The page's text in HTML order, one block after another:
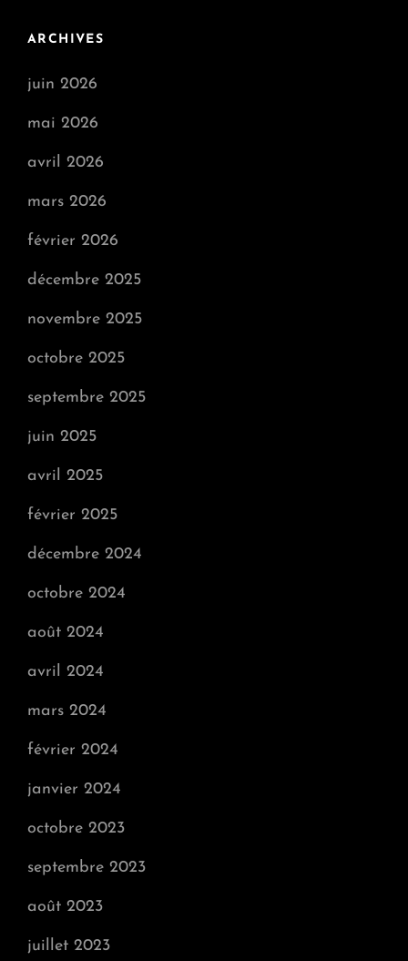
ARCHIVES
juin 2026
mai 2026
avril 2026
mars 2026
février 2026
décembre 2025
novembre 2025
octobre 2025
septembre 2025
juin 2025
avril 2025
février 2025
décembre 2024
octobre 2024
août 2024
avril 2024
mars 2024
février 2024
janvier 2024
octobre 2023
septembre 2023
août 2023
juillet 2023